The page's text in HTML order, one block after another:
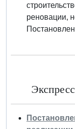
реновации,